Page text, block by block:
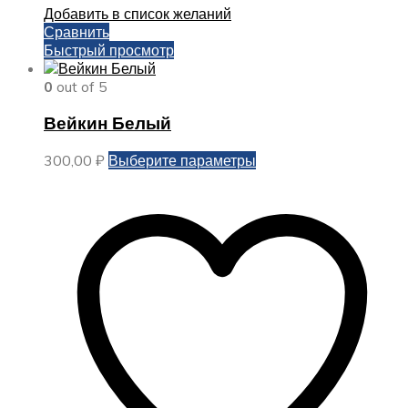
Добавить в список желаний
Сравнить
Быстрый просмотр
0 out of 5
Вейкин Белый
300,00 ₽ Выберите параметры
несколько
вариаций.
Опции